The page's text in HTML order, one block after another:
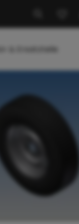
& Ersatzteile